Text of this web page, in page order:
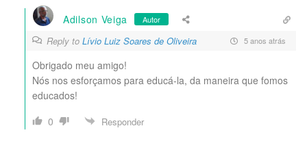
Adilson Veiga Autor
Reply to Lívio Luiz Soares de Oliveira 5 anos atrás
Obrigado meu amigo!
Nós nos esforçamos para educá-la, da maneira que fomos
educados!
0
Responder